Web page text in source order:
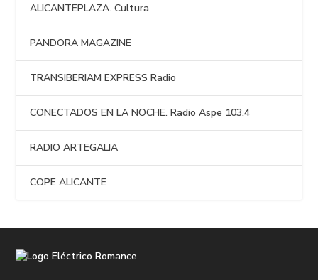
ALICANTEPLAZA. Cultura
PANDORA MAGAZINE
TRANSIBERIAM EXPRESS Radio
CONECTADOS EN LA NOCHE. Radio Aspe 103.4
RADIO ARTEGALIA
COPE ALICANTE